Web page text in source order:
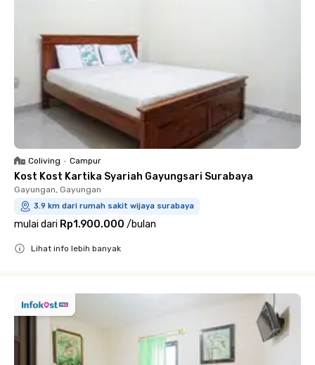
Coliving • Campur
Kost Kost Kartika Syariah Gayungsari Surabaya
Gayungan, Gayungan
3.9 km dari rumah sakit wijaya surabaya
mulai dari Rp1.900.000 /bulan
Lihat info lebih banyak